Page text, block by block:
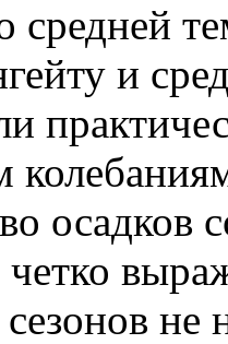
средней
и
осадков
четко
не